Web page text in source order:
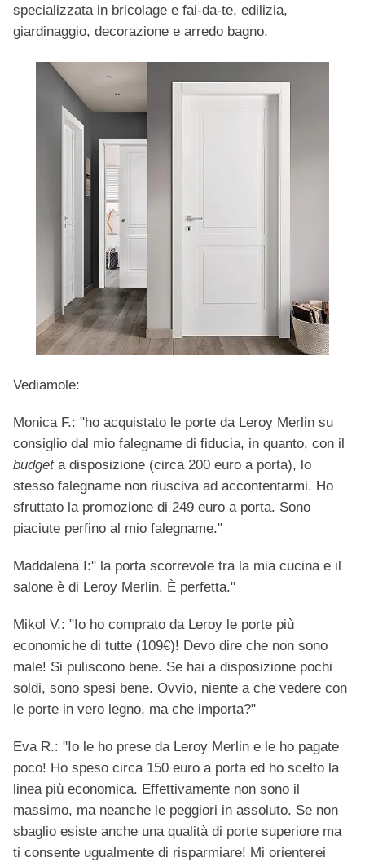
specializzata in bricolage e fai-da-te, edilizia,
giardinaggio, decorazione e arredo bagno.
Vediamole:
Monica F.: "ho acquistato le porte da Leroy Merlin su
consiglio dal mio falegname di fiducia, in quanto, con il
budgeta disposizione (circa 200 euro a porta), lo
stesso falegname non riusciva ad accontentarmi. Ho
sfruttato la promozione di 249 euro a porta. Sono
piaciute perfino al mio falegname."
Maddalena I:" la porta scorrevole tra la mia cucina e il
salone è di Leroy Merlin. È perfetta."
Mikol V.: "Io ho comprato da Leroy le porte più
economiche di tutte (109€)! Devo dire che non sono
male! Si puliscono bene. Se hai a disposizione pochi
soldi, sono spesi bene. Ovvio, niente a che vedere con
le porte in vero legno, ma che importa?"
Eva R.: "Io le ho prese da Leroy Merlin e le ho pagate
poco! Ho speso circa 150 euro a porta ed ho scelto la
linea più economica. Effettivamente non sono il
massimo, ma neanche le peggiori in assoluto. Se non
sbaglio esiste anche una qualità di porte superiore ma
ti consente ugualmente di risparmiare! Mi orienterei